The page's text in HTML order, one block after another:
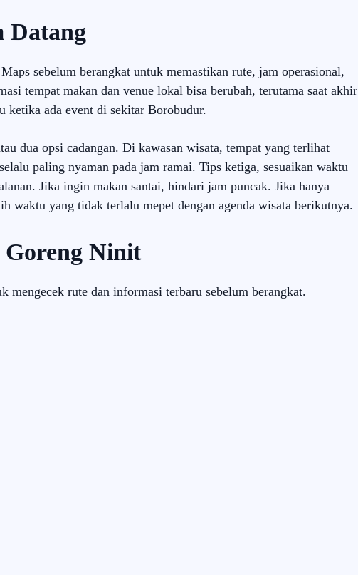
Datang
sebelum berangkat untuk memastikan rute, jam operasional,
tempat makan dan venue lokal bisa berubah, terutama saat akhir
ketika ada event di sekitar Borobudur.
dua opsi cadangan. Di kawasan wisata, tempat yang terlihat
paling nyaman pada jam ramai. Tips ketiga, sesuaikan waktu
Jika ingin makan santai, hindari jam puncak. Jika hanya
waktu yang tidak terlalu mepet dengan agenda wisata berikutnya.
Ninit
mengecek rute dan informasi terbaru sebelum berangkat.